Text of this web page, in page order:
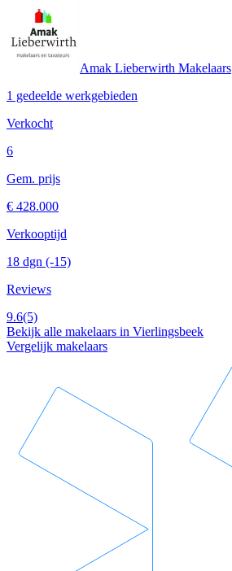
Amak Lieberwirth Makelaars
1 gedeelde werkgebieden
Verkocht
6
Gem. prijs
€ 428.000
Verkooptijd
18 dgn (-15)
Reviews
9.6(5)
Bekijk alle makelaars in Vierlingsbeek
Vergelijk makelaars